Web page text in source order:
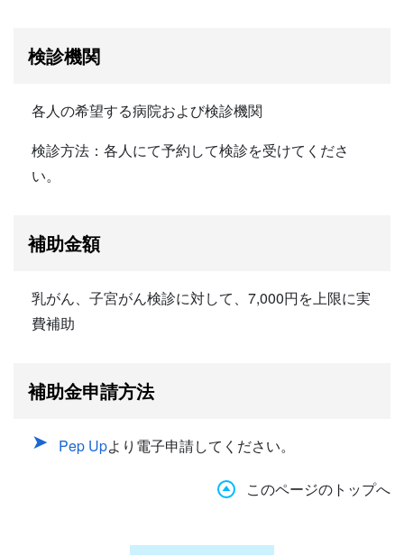
検診機関
各人の希望する病院および検診機関
検診方法：各人にて予約して検診を受けてくださ
い。
補助金額
乳がん、子宮がん検診に対して、7,000円を上限に実
費補助
補助金申請方法
Pep Upより電子申請してください。
このページのトップへ